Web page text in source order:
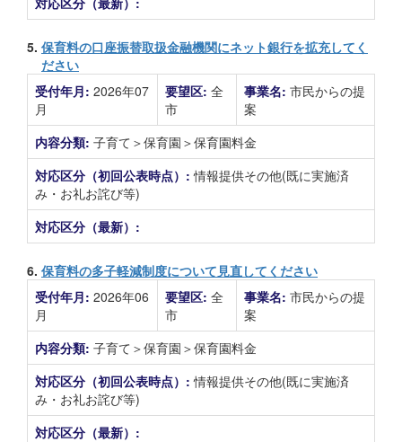
5. 保育料の口座振替取扱金融機関にネット銀行を拡充してく
ださい
受付年月: 2026年07
月
要望区: 全
市
事業名: 市民からの提
案
内容分類: 子育て＞保育園＞保育園料金
対応区分（初回公表時点）:情報提供その他(既に実施済
み・お礼お詫び等)
対応区分（最新）:
6. 保育料の多子軽減制度について見直してください
受付年月: 2026年06
月
要望区: 全
市
事業名: 市民からの提
案
内容分類: 子育て＞保育園＞保育園料金
対応区分（初回公表時点）:情報提供その他(既に実施済
み・お礼お詫び等)
対応区分（最新）: